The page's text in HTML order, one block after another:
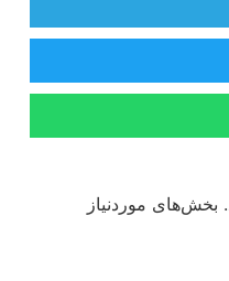
بخش‌های موردنیاز